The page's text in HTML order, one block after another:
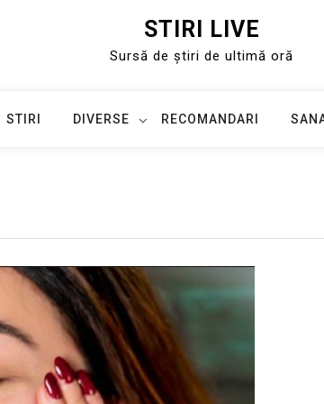
STIRI LIVE
Sursă de știri de ultimă oră
STIRI DIVERSE RECOMANDARI